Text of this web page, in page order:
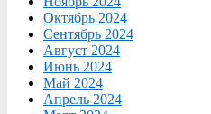
Октябрь 2024
Сентябрь 2024
Август 2024
Июнь 2024
Май 2024
Апрель 2024